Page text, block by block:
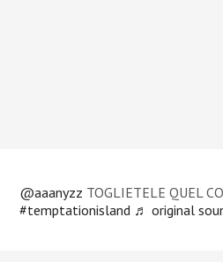
@aaanyzz TOGLIETELE QUEL
#temptationisland ♬ original